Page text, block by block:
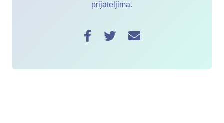
prijateljima.